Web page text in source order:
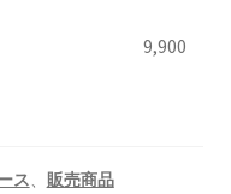
ス、
販売商品